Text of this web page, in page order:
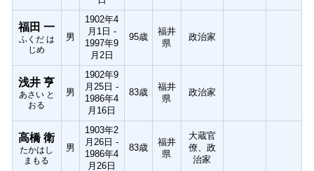
福田 一
ふくだ は
じめ
男
1902年4
月1日 -
1997年9
月2日
95歳
福井
県
政治家
浅井 亨
あさい と
おる
男
1902年9
月25日 -
1986年4
月16日
83歳
福井
県
政治家
高橋 衛
たかはし
まもる
男
1903年2
月26日 -
1986年4
月26日
83歳
福井
県
大蔵官
僚、政
治家